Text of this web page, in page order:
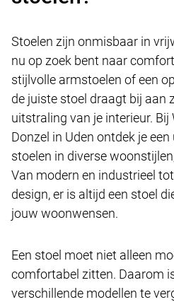
Stoelen zijn onmisbaar in
nu op zoek bent naar
stijlvolle armstoelen of een
de juiste stoel draagt bij aan
uitstraling van je interieur. Bij
Donzel in Uden ontdek je
stoelen in diverse
Van modern en industrieel
design, er is altijd een stoel
jouw woonwensen.
Een stoel moet niet alleen
comfortabel zitten. Daarom
verschillende modellen te